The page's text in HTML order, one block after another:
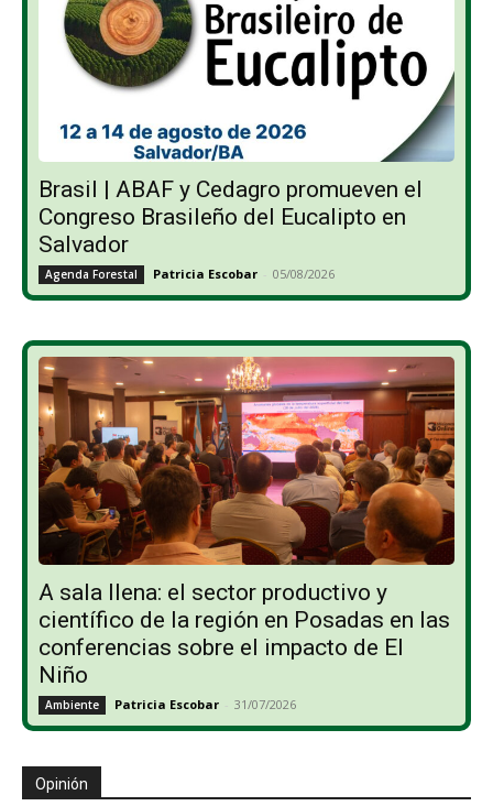
Brasil | ABAF y Cedagro promueven el
Congreso Brasileño del Eucalipto en
Salvador
Agenda Forestal Patricia Escobar - 05/08/2026
A sala llena: el sector productivo y
científico de la región en Posadas en las
conferencias sobre el impacto de El
Niño
Ambiente Patricia Escobar - 31/07/2026
Opinión